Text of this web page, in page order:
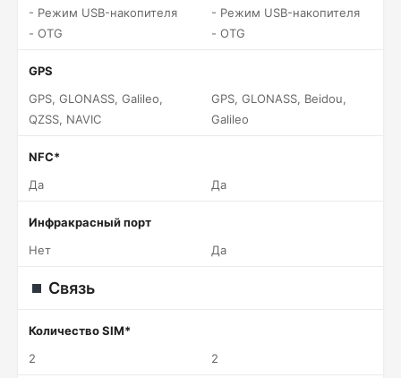
- Режим USB-накопителя
- OTG
- Режим USB-накопителя
- OTG
GPS
GPS, GLONASS, Galileo,
QZSS, NAVIC
GPS, GLONASS, Beidou,
Galileo
NFC*
Да
Да
Инфракрасный порт
Нет
Да
Связь
Количество SIM*
2
2